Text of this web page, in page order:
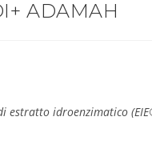
ADAMAH
estratto idroenzimatico